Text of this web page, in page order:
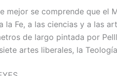
mejor se comprende que el
la Fe, a las ciencias y a las
de largo pintada por
artes liberales, la